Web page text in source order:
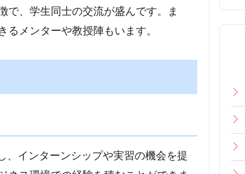
で、学生同士の交流が盛んです。ま
メンターや教授陣もいます。
、インターンシップや実習の機会を提